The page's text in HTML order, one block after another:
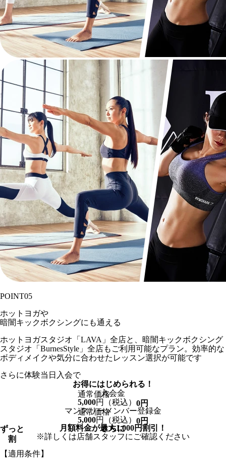
POINT05
ホットヨガや
暗闇キックボクシングにも通える
ホットヨガスタジオ「LAVA」全店と、暗闇キックボクシング
スタジオ「BurnesStyle」全店もご利用可能なプラン。効率的な
ボディメイクや気分に合わせたレッスン選択が可能です
さらに体験当日入会で
お得にはじめられる！
入会金
通常価格
5,000円 （税込） 0円
マンスリーメンバー登録金
通常価格
5,000円 （税込） 0円
ずっと
割
さらに
月額料金が最大1,000円割引！
※詳しくは店舗スタッフにご確認ください
【適用条件】